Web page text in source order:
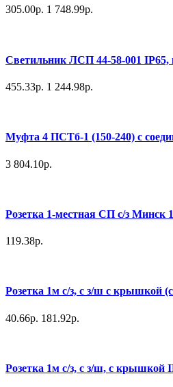
305.00р. 1 748.99р.
Светильник ЛСП 44-58-001
455.33р. 1 244.98р.
Муфта 4 ПСТб-1 (150-240) с
3 804.10р.
Розетка 1-местная СП с/з Минск
119.38р.
Розетка 1м с/з, с з/ш с крышкой
40.66р. 181.92р.
Розетка 1м с/з, с з/ш, с крышкой